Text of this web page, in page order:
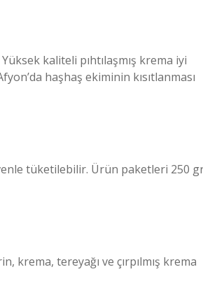
kaliteli pıhtılaşmış krema iyi
haşhaş ekiminin kısıtlanması
tüketilebilir. Ürün paketleri 250
krema, tereyağı ve çırpılmış krema